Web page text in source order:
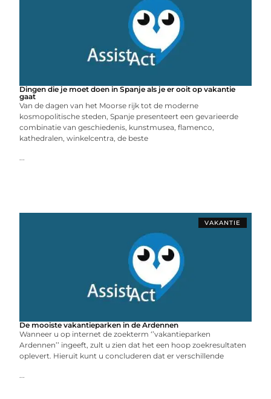
Dingen die je moet doen in Spanje als je er ooit op vakantie
gaat
Van de dagen van het Moorse rijk tot de moderne
kosmopolitische steden, Spanje presenteert een gevarieerde
combinatie van geschiedenis, kunstmusea, flamenco,
kathedralen, winkelcentra, de beste
...
VAKANTIE
De mooiste vakantieparken in de Ardennen
Wanneer u op internet de zoekterm ‘’vakantieparken
Ardennen’’ ingeeft, zult u zien dat het een hoop zoekresultaten
oplevert. Hieruit kunt u concluderen dat er verschillende
...